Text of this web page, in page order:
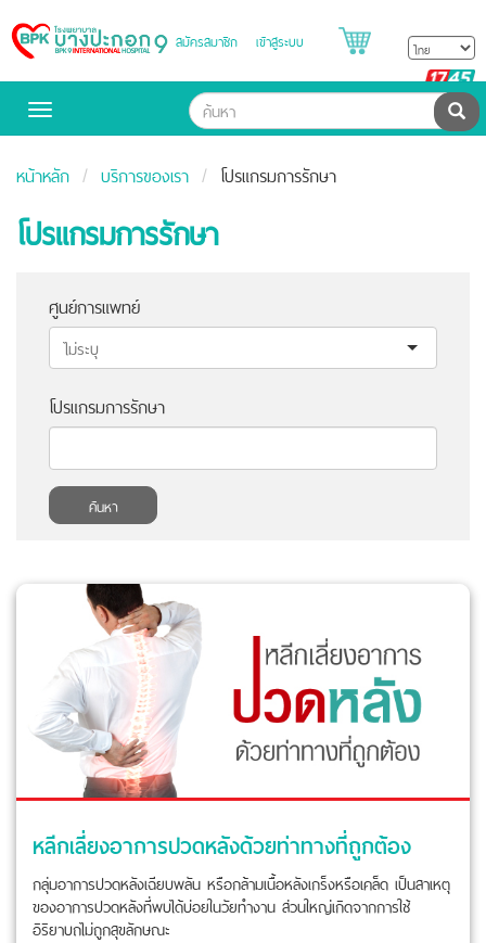
Bangpakok
Hospital
สมัครสมาชิก เข้าสู่ระบบ
Toggle
ค้น
หน้าหลัก บริการของเรา โปรแกรมการรักษา
โปรแกรมการรักษา
ศูนย์การแพทย์
โปรแกรมการรักษา
ค้นหา
หลีกเลี่ยงอาการปวดหลังด้วยท่าทางที่ถูกต้อง
กลุ่มอาการปวดหลังเฉียบพลัน หรือกล้ามเนื้อหลังเกร็งหรือเคล็ด เป็นสาเหตุ
ของอาการปวดหลังที่พบได้บ่อยในวัยทำงาน ส่วนใหญ่เกิดจากการใช้
อิริยาบถไม่ถูกสุขลักษณะ